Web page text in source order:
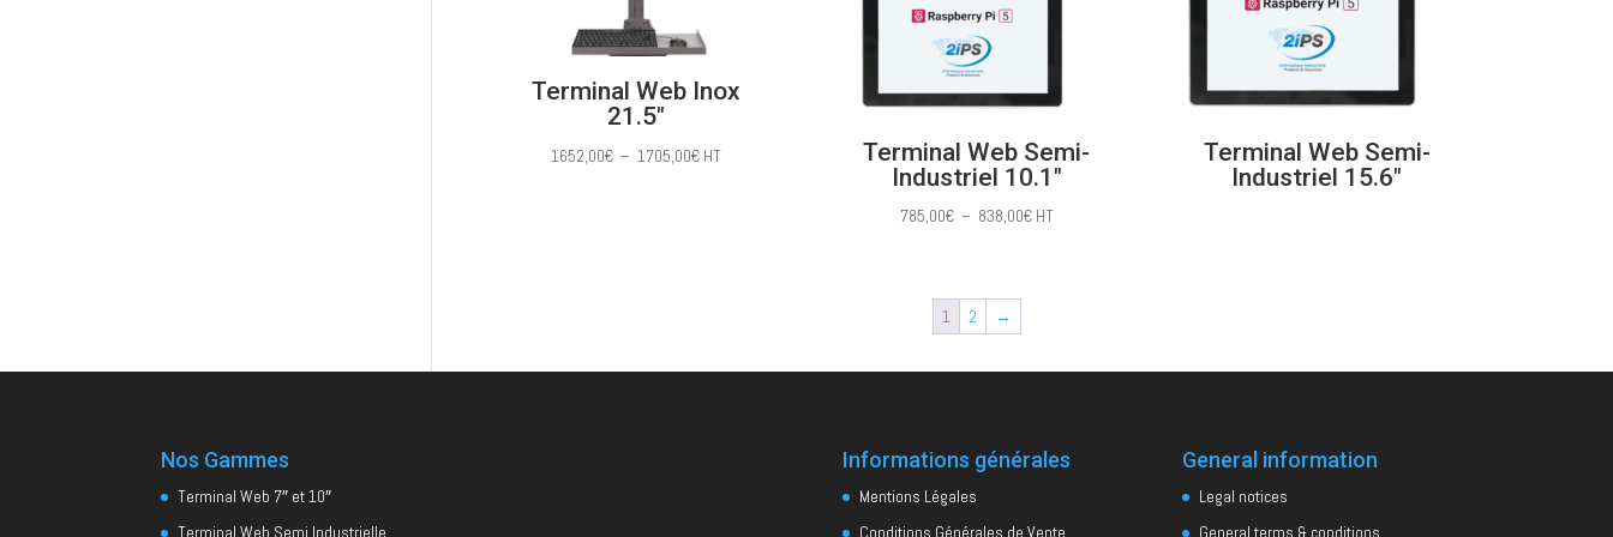
Terminal Web Inox
21.5″
1652,00€ – 1705,00€Plage
HT
Terminal Web Semi-
Industriel 10.1″
785,00€ – 838,00€Plage
HT
Terminal Web Semi-
Industriel 15.6″
1 2 →
Nos Gammes
Terminal Web 7″ et 10″
Terminal Web Semi Industrielle
Informations générales
Mentions Légales
Conditions Générales de Vente
General information
Legal notices
General terms & conditions